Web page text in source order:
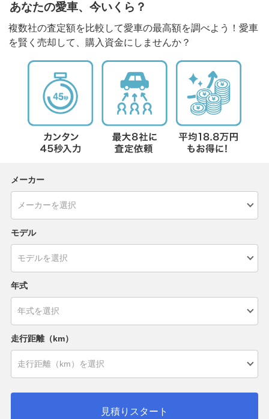
あなたの愛車、今いくら？
複数社の査定額を比較して愛車の最高額を調べよう！愛車
を賢く売却して、購入資金にしませんか？
メーカー
モデル
年式
走行距離（km）
見積りスタート